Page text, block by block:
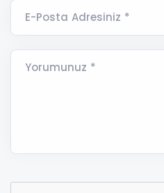
E-Posta Adresiniz *
Yorumunuz *